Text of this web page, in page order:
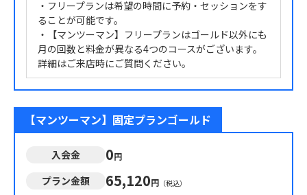
・フリープランは希望の時間に予約・セッションをす
ることが可能です。
・【マンツーマン】フリープランはゴールド以外にも
月の回数と料金が異なる4つのコースがございます。
詳細はご来店時にご質問ください。
【マンツーマン】固定プランゴールド
入会金 0円
プラン金額 65,120円 （税込）